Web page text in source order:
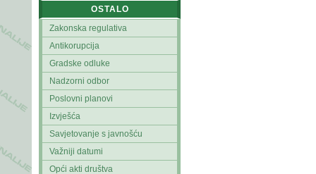
OSTALO
Zakonska regulativa
Antikorupcija
Gradske odluke
Nadzorni odbor
Poslovni planovi
Izvješća
Savjetovanje s javnošću
Važniji datumi
Opći akti društva